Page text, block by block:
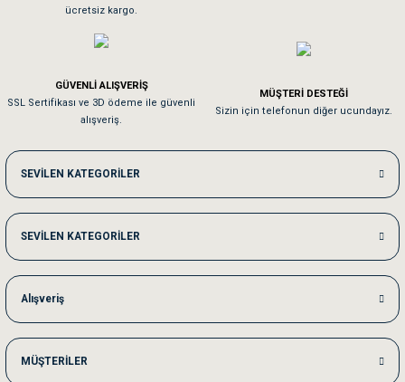
Kedilerim beğeniyorlar. Memnunuz. Uygun fiyatta olması iyi.
Me***** Ya******
Akşam verdiğim sipariş bir sonraki gün elime ulaştı. Jack russell köpeğim
Ka***** Ar******
Ufak bir sorun harici sorun olmadı sağolsunlar onuda hemen çözdüler
ücretsiz kargo.
GÜVENLİ ALIŞVERİŞ
SSL Sertifikası ve 3D ödeme ile güvenli
alışveriş.
MÜŞTERİ DESTEĞİ
Sizin için telefonun diğer ucundayız.
SEVİLEN KATEGORİLER
SEVİLEN KATEGORİLER
Alışveriş
MÜŞTERİLER